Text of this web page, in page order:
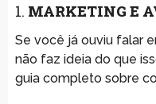
1. MARKETING E
Se você já ouviu falar
não faz ideia do que
guia completo sobre